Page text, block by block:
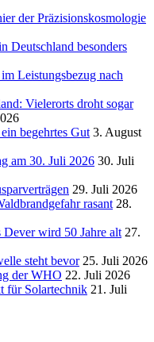
der Präzisionskosmologie
Deutschland besonders
Leistungsbezug nach
Vielerorts droht sogar
begehrtes Gut 3. August
am 30. Juli 2026 30. Juli
29. Juli 2026
rasant 28.
Dever wird 50 Jahre alt 27.
steht bevor 25. Juli 2026
der WHO 22. Juli 2026
für Solartechnik 21. Juli